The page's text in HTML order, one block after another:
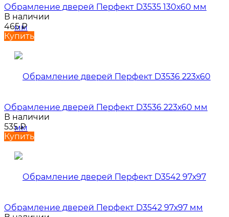
Обрамление дверей Перфект D3535 130х60 мм
В наличии
465₽
Купить
Обрамление дверей Перфект D3536 223х60 мм
В наличии
535₽
Купить
Обрамление дверей Перфект D3542 97х97 мм